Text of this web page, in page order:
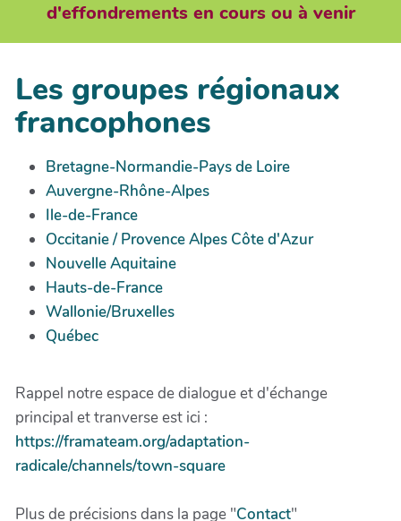
d'effondrements en cours ou à venir
Les groupes régionaux
francophones
Bretagne-Normandie-Pays de Loire
Auvergne-Rhône-Alpes
Ile-de-France
Occitanie / Provence Alpes Côte d'Azur
Nouvelle Aquitaine
Hauts-de-France
Wallonie/Bruxelles
Québec
Rappel notre espace de dialogue et d'échange
principal et tranverse est ici :
https://framateam.org/adaptation-
radicale/channels/town-square
Plus de précisions dans la page "Contact"